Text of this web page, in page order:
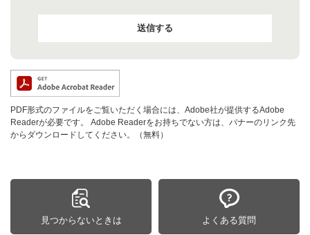
PDF形式のファイルをご覧いただく場合には、Adobe社が提供するAdobe
Readerが必要です。
Adobe Readerをお持ちでない方は、バナーのリンク先
からダウンロードしてください。（無料）
見つからないときは よくある質問